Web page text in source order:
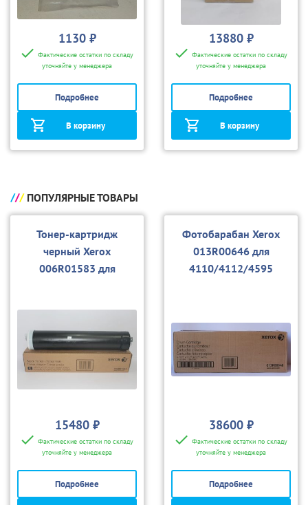
1130 ₽
Фактические остатки по складу
уточняйте у менеджера
Подробнее
В корзину
13880 ₽
Фактические остатки по складу
уточняйте у менеджера
Подробнее
В корзину
ПОПУЛЯРНЫЕ ТОВАРЫ
Тонер-картридж
черный Xerox
006R01583 для
15480 ₽
Фактические остатки по складу
уточняйте у менеджера
Подробнее
Фотобарабан Xerox
013R00646 для
4110/4112/4595
38600 ₽
Фактические остатки по складу
уточняйте у менеджера
Подробнее